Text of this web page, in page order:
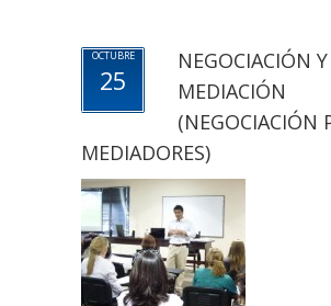
OCTUBRE
25
NEGOCIACIÓN Y
MEDIACIÓN
(NEGOCIACIÓN
MEDIADORES)